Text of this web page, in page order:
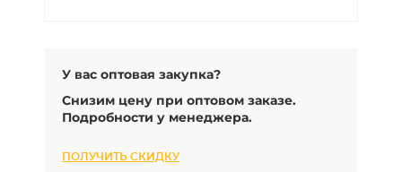
У вас оптовая закупка?
Снизим цену при оптовом заказе.
Подробности у менеджера.
ПОЛУЧИТЬ СКИДКУ